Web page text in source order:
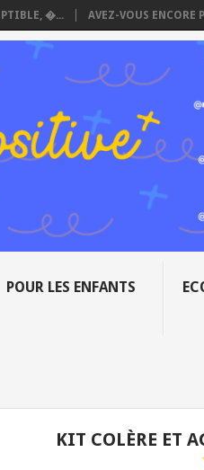
�... AVEZ-VOUS ENCORE
POUR LES ENFANTS
KIT COLÈRE ET